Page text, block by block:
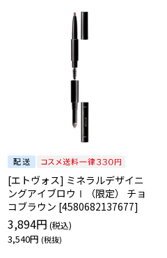
[エトヴォス] ミネラルデザイニ
ングアイブロウⅠ（限定） チョ
コブラウン [4580682137677]
3,894円
3,540円